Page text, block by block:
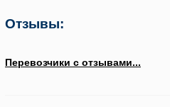
Отзывы:
Перевозчики с отзывами...